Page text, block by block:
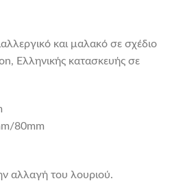
και μαλακό σε σχέδιο
Ελληνικής κατασκευής σε
80mm
αλλαγή του λουριού.